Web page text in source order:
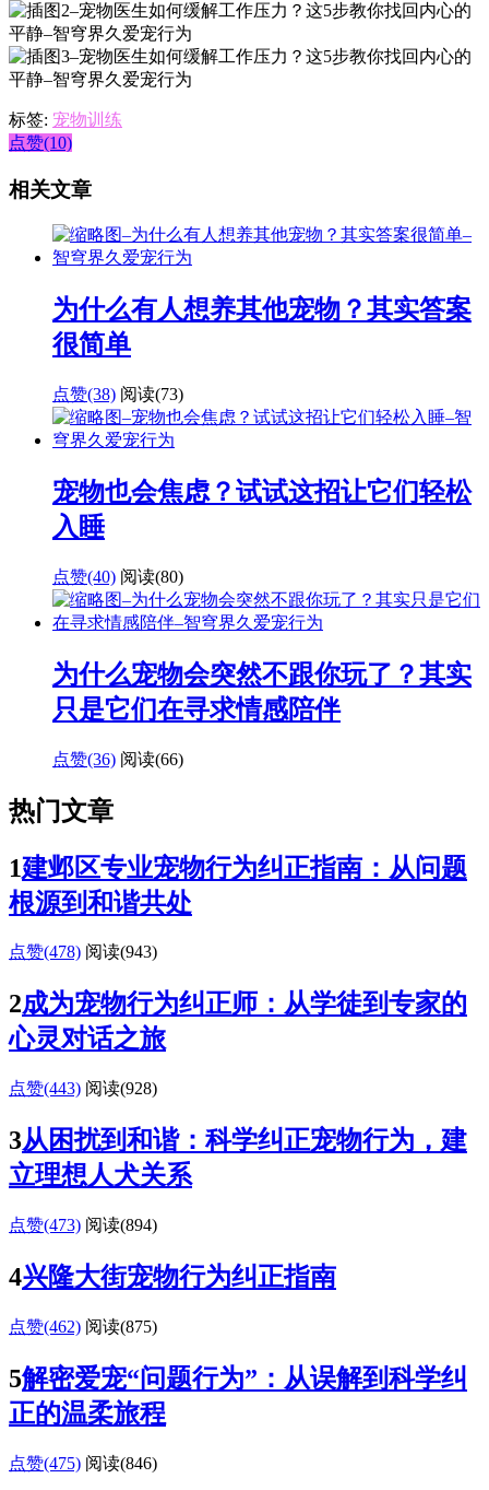
标签: 宠物训练
点赞(10)
相关文章
为什么有人想养其他宠物？其实答案
很简单
点赞(38) 阅读(73)
宠物也会焦虑？试试这招让它们轻松
入睡
点赞(40) 阅读(80)
为什么宠物会突然不跟你玩了？其实
只是它们在寻求情感陪伴
点赞(36) 阅读(66)
热门文章
1建邺区专业宠物行为纠正指南：从问题
根源到和谐共处
点赞(478) 阅读(943)
2成为宠物行为纠正师：从学徒到专家的
心灵对话之旅
点赞(443) 阅读(928)
3从困扰到和谐：科学纠正宠物行为，建
立理想人犬关系
点赞(473) 阅读(894)
4兴隆大街宠物行为纠正指南
点赞(462) 阅读(875)
5解密爱宠“问题行为”：从误解到科学纠
正的温柔旅程
点赞(475) 阅读(846)